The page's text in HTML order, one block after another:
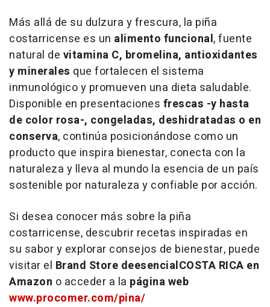
Más allá de su dulzura y frescura, la piña
costarricense es un alimento funcional, fuente
natural de vitamina C, bromelina, antioxidantes
y minerales que fortalecen el sistema
inmunológico y promueven una dieta saludable.
Disponible en presentaciones frescas -y hasta
de color rosa-, congeladas, deshidratadas o en
conserva, continúa posicionándose como un
producto que inspira bienestar, conecta con la
naturaleza y lleva al mundo la esencia de un país
sostenible por naturaleza y confiable por acción.
Si desea conocer más sobre la piña
costarricense, descubrir recetas inspiradas en
su sabor y explorar consejos de bienestar, puede
visitar el Brand Store deesencialCOSTA RICA en
Amazon o acceder a la página web
www.procomer.com/pina/